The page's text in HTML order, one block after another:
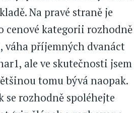
Na pravé straně je
kategorii rozhodně
váha příjemných dvanáct
ale ve skutečnosti jsem
tomu bývá naopak.
se rozhodně spoléhejte